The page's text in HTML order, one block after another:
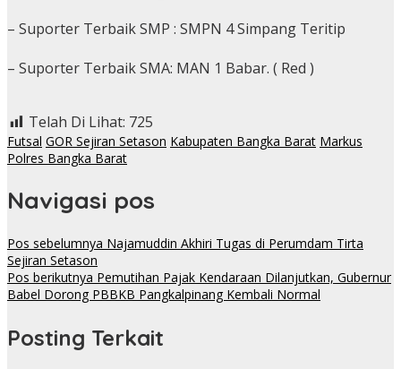
– Suporter Terbaik SMP : SMPN 4 Simpang Teritip
– Suporter Terbaik SMA: MAN 1 Babar. ( Red )
Telah Di Lihat: 725
Futsal GOR Sejiran Setason Kabupaten Bangka Barat Markus
Polres Bangka Barat
Navigasi pos
Pos sebelumnya Najamuddin Akhiri Tugas di Perumdam Tirta
Sejiran Setason
Pos berikutnya Pemutihan Pajak Kendaraan Dilanjutkan, Gubernur
Babel Dorong PBBKB Pangkalpinang Kembali Normal
Posting Terkait